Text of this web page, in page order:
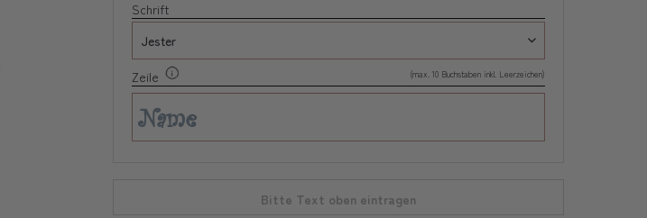
Schrift
Zeile (max. 10 Buchstaben inkl. Leerzeichen)
Bitte Text oben eintragen